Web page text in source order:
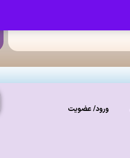
ورود/ عضویت